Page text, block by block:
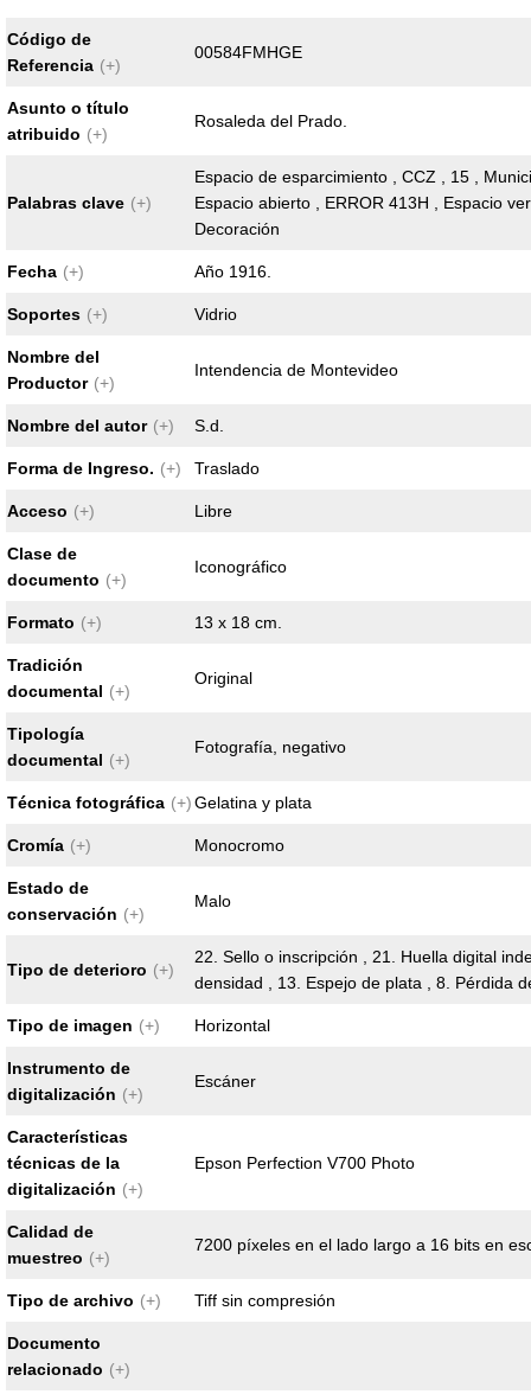
Código de
Referencia (+)
00584FMHGE
Asunto o título
atribuido (+)
Rosaleda del Prado.
Palabras clave (+)
Espacio de esparcimiento , CCZ , 15 ,
Espacio abierto , ERROR 413H , Espacio
Decoración
Fecha (+) Año 1916.
Soportes (+) Vidrio
Nombre del
Productor (+)
Intendencia de Montevideo
Nombre del autor (+) S.d.
Forma de Ingreso. (+) Traslado
Acceso (+) Libre
Clase de
documento (+)
Iconográfico
Formato (+) 13 x 18 cm.
Tradición
documental (+)
Original
Tipología
documental (+)
Fotografía, negativo
Técnica fotográfica (+)Gelatina y plata
Cromía (+) Monocromo
Estado de
conservación (+)
Malo
Tipo de deterioro (+)
22. Sello o inscripción , 21. Huella digital
densidad , 13. Espejo de plata , 8. Pérdida
Tipo de imagen (+) Horizontal
Instrumento de
digitalización (+)
Escáner
Características
técnicas de la
digitalización (+)
Epson Perfection V700 Photo
Calidad de
muestreo (+)
7200 píxeles en el lado largo a 16 bits en
Tipo de archivo (+) Tiff sin compresión
Documento
relacionado (+)